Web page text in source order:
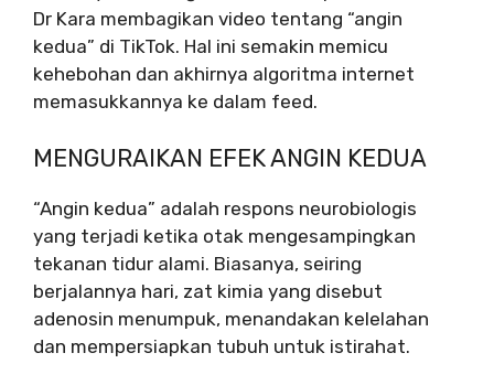
Dr Kara membagikan video tentang “angin
kedua” di TikTok. Hal ini semakin memicu
kehebohan dan akhirnya algoritma internet
memasukkannya ke dalam feed.
MENGURAIKAN EFEK ANGIN KEDUA
“Angin kedua” adalah respons neurobiologis
yang terjadi ketika otak mengesampingkan
tekanan tidur alami. Biasanya, seiring
berjalannya hari, zat kimia yang disebut
adenosin menumpuk, menandakan kelelahan
dan mempersiapkan tubuh untuk istirahat.